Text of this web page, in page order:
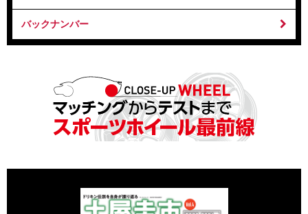
バックナンバー